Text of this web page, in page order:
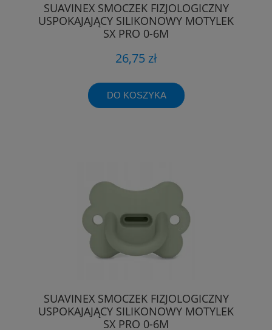
SUAVINEX SMOCZEK FIZJOLOGICZNY
USPOKAJAJĄCY SILIKONOWY MOTYLEK
SX PRO 0-6M
26,75 zł
DO KOSZYKA
SUAVINEX SMOCZEK FIZJOLOGICZNY
USPOKAJAJĄCY SILIKONOWY MOTYLEK
SX PRO 0-6M